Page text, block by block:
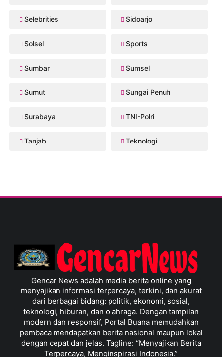
Selebrities Sidoarjo
Solsel Sports
Sumbar Sumsel
Sumut Sungai Penuh
Surabaya TNI-Polri
Tanjab Teknologi
Gencar News adalah media berita online yang
menyajikan informasi terpercaya, terkini, dan akurat
dari berbagai bidang: politik, ekonomi, sosial,
teknologi, hiburan, dan olahraga. Dengan tampilan
modern dan responsif, Portal Buana memudahkan
pembaca mendapatkan berita nasional maupun lokal
dengan cepat dan jelas. Tagline: “Menyajikan Berita
Terpercaya, Menginspirasi Indonesia.”